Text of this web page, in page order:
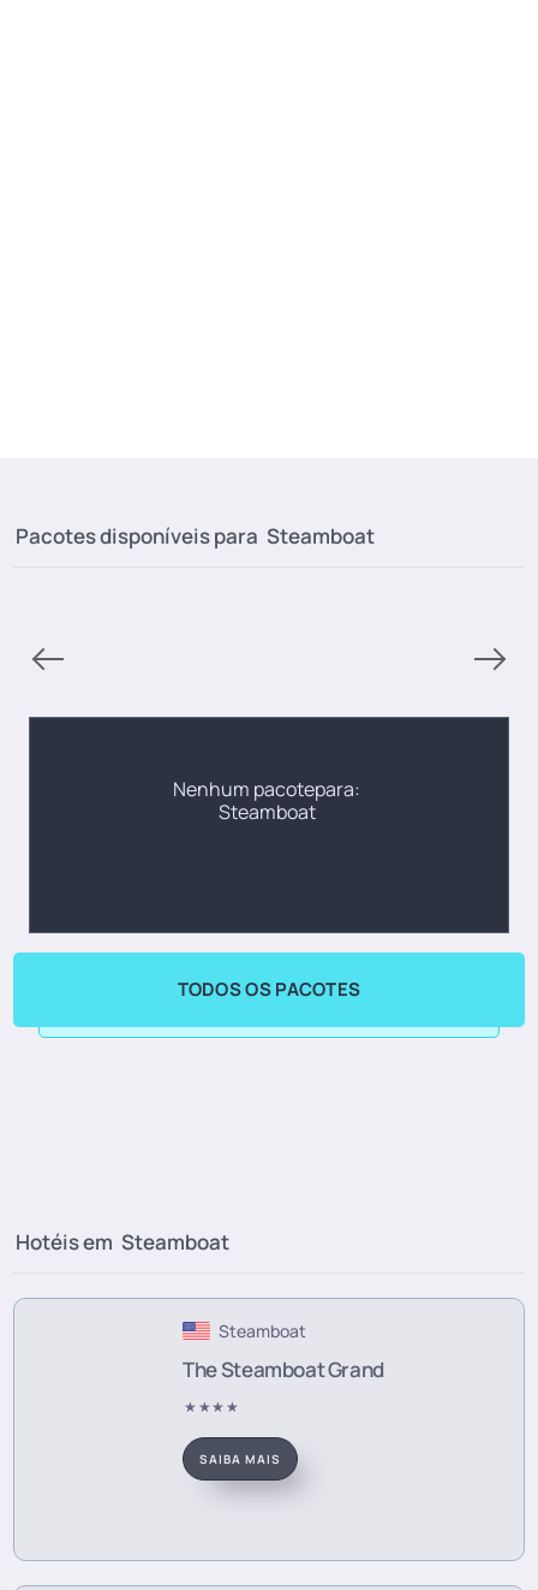
Pacotes disponíveis para Steamboat
Nenhum pacotepara:
Steamboat
TODOS OS PACOTES
Hotéis em Steamboat
Steamboat
The Steamboat Grand
★★★★
SAIBA MAIS